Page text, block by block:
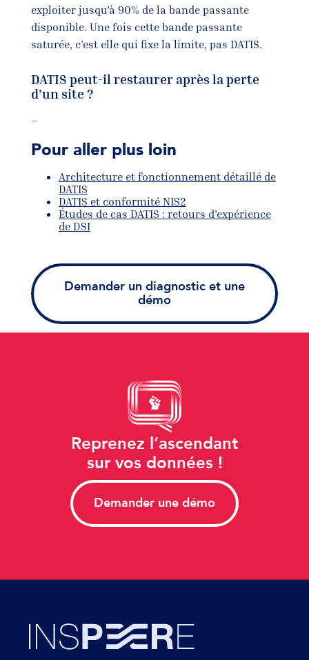
exploiter jusqu’à 90% de la bande passante
disponible. Une fois cette bande passante
saturée, c’est elle qui fixe la limite, pas DATIS.
DATIS peut-il restaurer après la perte
d’un site ?
–
Pour aller plus loin
Architecture et fonctionnement détaillé de
DATIS
DATIS et conformité NIS2
Études de cas DATIS : retours d’expérience
de DSI
Demander un diagnostic et une
démo
Reprenez l’ascendant
sur vos données !
Demander une démo